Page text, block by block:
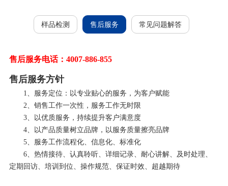
样品检测 售后服务 常见问题解答
售后服务电话：4007-886-855
售后服务方针
1、服务定位：以专业贴心的服务，为客户赋能
2、销售工作一次性，服务工作无时限
3、以优质服务，持续提升客户满意度
4、以产品质量树立品牌，以服务质量擦亮品牌
5、服务工作流程化、信息化、标准化
6、热情接待、认真聆听、详细记录、耐心讲解、及时处理、
定期回访、培训到位、操作规范、保证时效、超越期待